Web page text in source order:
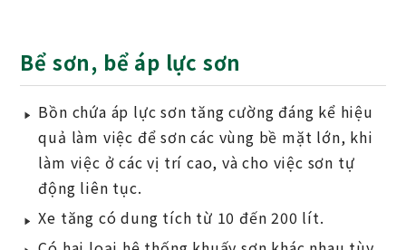
Bể sơn, bể áp lực sơn
Bồn chứa áp lực sơn tăng cường đáng kể hiệu
quả làm việc để sơn các vùng bề mặt lớn, khi
làm việc ở các vị trí cao, và cho việc sơn tự
động liên tục.
Xe tăng có dung tích từ 10 đến 200 lít.